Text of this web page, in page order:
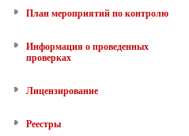
План мероприятий по контролю
Информация о проведенных
проверках
Лицензирование
Реестры